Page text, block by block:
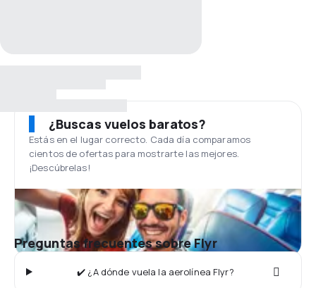
¿Buscas vuelos baratos?
Estás en el lugar correcto. Cada día comparamos
cientos de ofertas para mostrarte las mejores.
¡Descúbrelas!
Preguntas frecuentes sobre Flyr
✔️ ¿A dónde vuela la aerolínea Flyr?